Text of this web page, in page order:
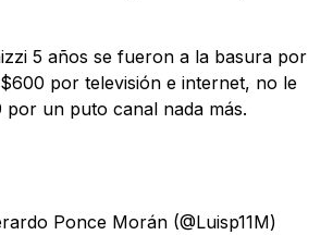
5 años se fueron a la basura por
por televisión e internet, no le
por un puto canal nada más.
Ponce Morán (@Luisp11M)